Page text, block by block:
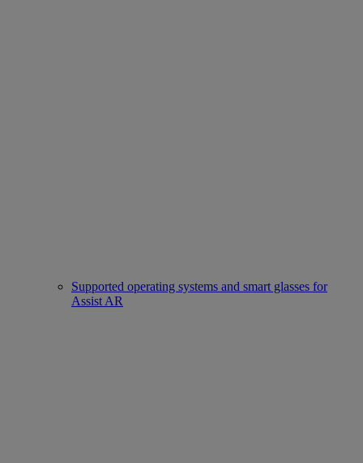
Supported operating systems and smart glasses for
Assist AR